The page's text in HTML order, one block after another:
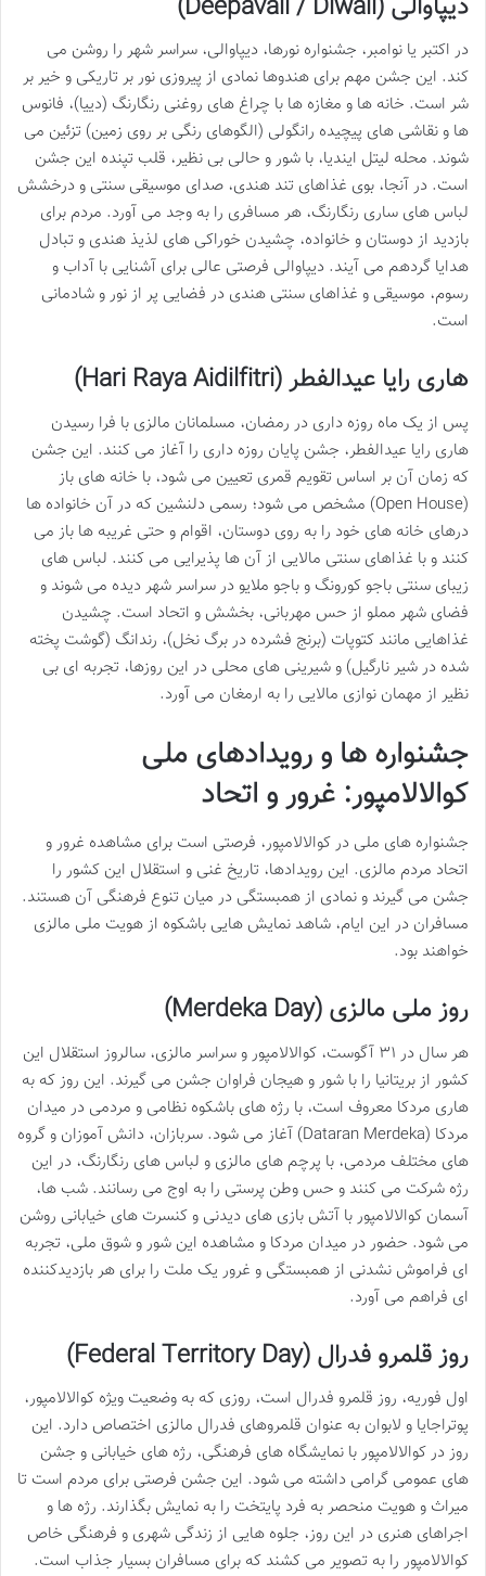
در اکتبر یا نوامبر، جشنواره نورها، دیپاوالی، سراسر شهر را روشن می
کند. این جشن مهم برای هندوها نمادی از پیروزی نور بر تاریکی و خیر بر
شر است. خانه ها و مغازه ها با چراغ های روغنی رنگارنگ (دییا)، فانوس
ها و نقاشی های پیچیده رانگولی (الگوهای رنگی بر روی زمین) تزئین می
شوند. محله لیتل ایندیا، با شور و حالی بی نظیر، قلب تپنده این جشن
است. در آنجا، بوی غذاهای تند هندی، صدای موسیقی سنتی و درخشش
لباس های ساری رنگارنگ، هر مسافری را به وجد می آورد. مردم برای
بازدید از دوستان و خانواده، چشیدن خوراکی های لذیذ هندی و تبادل
هدایا گردهم می آیند. دیپاوالی فرصتی عالی برای آشنایی با آداب و
رسوم، موسیقی و غذاهای سنتی هندی در فضایی پر از نور و شادمانی
است.
هاری رایا عیدالفطر (Hari Raya Aidilfitri)
پس از یک ماه روزه داری در رمضان، مسلمانان مالزی با فرا رسیدن
هاری رایا عیدالفطر، جشن پایان روزه داری را آغاز می کنند. این جشن
که زمان آن بر اساس تقویم قمری تعیین می شود، با خانه های باز
(Open House) مشخص می شود؛ رسمی دلنشین که در آن خانواده ها
درهای خانه های خود را به روی دوستان، اقوام و حتی غریبه ها باز می
کنند و با غذاهای سنتی مالایی از آن ها پذیرایی می کنند. لباس های
زیبای سنتی باجو کورونگ و باجو ملایو در سراسر شهر دیده می شوند و
فضای شهر مملو از حس مهربانی، بخشش و اتحاد است. چشیدن
غذاهایی مانند کتوپات (برنج فشرده در برگ نخل)، رندانگ (گوشت پخته
شده در شیر نارگیل) و شیرینی های محلی در این روزها، تجربه ای بی
نظیر از مهمان نوازی مالایی را به ارمغان می آورد.
جشنواره ها و رویدادهای ملی
کوالالامپور: غرور و اتحاد
جشنواره های ملی در کوالالامپور، فرصتی است برای مشاهده غرور و
اتحاد مردم مالزی. این رویدادها، تاریخ غنی و استقلال این کشور را
جشن می گیرند و نمادی از همبستگی در میان تنوع فرهنگی آن هستند.
مسافران در این ایام، شاهد نمایش هایی باشکوه از هویت ملی مالزی
خواهند بود.
روز ملی مالزی (Merdeka Day)
هر سال در ۳۱ آگوست، کوالالامپور و سراسر مالزی، سالروز استقلال این
کشور از بریتانیا را با شور و هیجان فراوان جشن می گیرند. این روز که به
هاری مردکا معروف است، با رژه های باشکوه نظامی و مردمی در میدان
مردکا (Dataran Merdeka) آغاز می شود. سربازان، دانش آموزان و گروه
های مختلف مردمی، با پرچم های مالزی و لباس های رنگارنگ، در این
رژه شرکت می کنند و حس وطن پرستی را به اوج می رسانند. شب ها،
آسمان کوالالامپور با آتش بازی های دیدنی و کنسرت های خیابانی روشن
می شود. حضور در میدان مردکا و مشاهده این شور و شوق ملی، تجربه
ای فراموش نشدنی از همبستگی و غرور یک ملت را برای هر بازدیدکننده
ای فراهم می آورد.
روز قلمرو فدرال (Federal Territory Day)
اول فوریه، روز قلمرو فدرال است، روزی که به وضعیت ویژه کوالالامپور،
پوتراجایا و لابوان به عنوان قلمروهای فدرال مالزی اختصاص دارد. این
روز در کوالالامپور با نمایشگاه های فرهنگی، رژه های خیابانی و جشن
های عمومی گرامی داشته می شود. این جشن فرصتی برای مردم است تا
میراث و هویت منحصر به فرد پایتخت را به نمایش بگذارند. رژه ها و
اجراهای هنری در این روز، جلوه هایی از زندگی شهری و فرهنگی خاص
کوالالامپور را به تصویر می کشند که برای مسافران بسیار جذاب است.